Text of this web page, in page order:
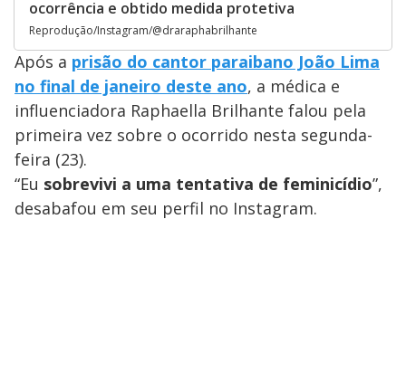
ocorrência e obtido medida protetiva
Reprodução/Instagram/@draraphabrilhante
Após a prisão do cantor paraibano João Lima
no final de janeiro deste ano, a médica e
influenciadora Raphaella Brilhante falou pela
primeira vez sobre o ocorrido nesta segunda-
feira (23).
“Eu sobrevivi a uma tentativa de feminicídio”,
desabafou em seu perfil no Instagram.